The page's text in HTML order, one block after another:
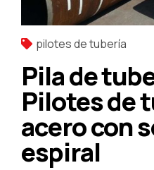
pilotes de tubería
Pila de
Pilotes de
acero con
espiral